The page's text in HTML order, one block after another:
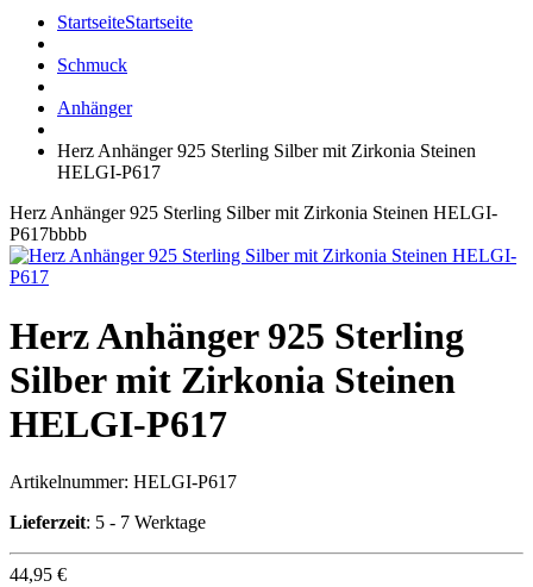
StartseiteStartseite
Schmuck
Anhänger
Herz Anhänger 925 Sterling Silber mit Zirkonia Steinen
HELGI-P617
Herz Anhänger 925 Sterling Silber mit Zirkonia Steinen HELGI-
P617bbbb
Herz Anhänger 925 Sterling
Silber mit Zirkonia Steinen
HELGI-P617
Artikelnummer: HELGI-P617
Lieferzeit: 5 - 7 Werktage
44,95 €